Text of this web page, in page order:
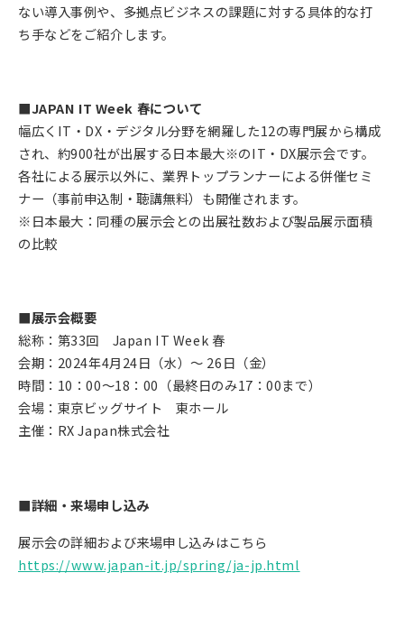
ない導入事例や、多拠点ビジネスの課題に対する具体的な打
ち手などをご紹介します。
■JAPAN IT Week 春について
幅広くIT・DX・デジタル分野を網羅した12の専門展から構成
され、約900社が出展する日本最大※のIT・DX展示会です。
各社による展示以外に、業界トップランナーによる併催セミ
ナー（事前申込制・聴講無料）も開催されます。
※日本最大：同種の展示会との出展社数および製品展示面積
の比較
■展示会概要
総称：第33回 Japan IT Week 春
会期：2024年4月24日（水）～ 26日（金）
時間：10：00～18：00（最終日のみ17：00まで）
会場：東京ビッグサイト 東ホール
主催：RX Japan株式会社
■詳細・来場申し込み
展示会の詳細および来場申し込みはこちら
https://www.japan-it.jp/spring/ja-jp.html